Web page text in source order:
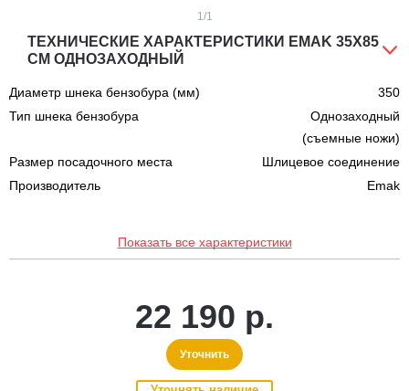
1 /1
ТЕХНИЧЕСКИЕ ХАРАКТЕРИСТИКИ EMAK 35Х85
СМ ОДНОЗАХОДНЫЙ
Диаметр шнека бензобура (мм)
350
Тип шнека бензобура
Однозаходный
(съемные ножи)
Размер посадочного места
Шлицевое соединение
Производитель
Emak
Показать все характеристики
22 190 р.
Уточнить